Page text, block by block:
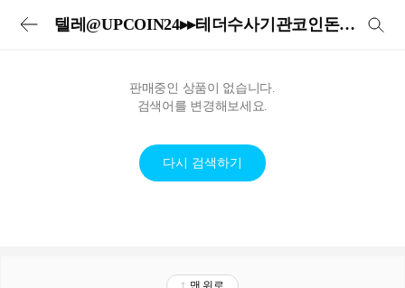
텔레@UPCOIN24▸▸테더수사기관코인돈세탁
판매중인 상품이 없습니다.
검색어를 변경해보세요.
다시 검색하기